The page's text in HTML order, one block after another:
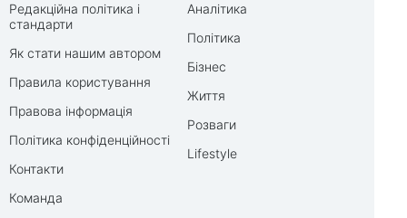
Редакційна політика і
стандарти
Як стати нашим автором
Правила користування
Правова інформація
Політика конфіденційності
Контакти
Команда
Аналітика
Політика
Бізнес
Життя
Розваги
Lifestyle